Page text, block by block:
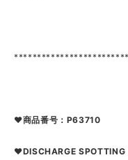
❤商品番号：P63710
❤DISCHARGE SPOTTING